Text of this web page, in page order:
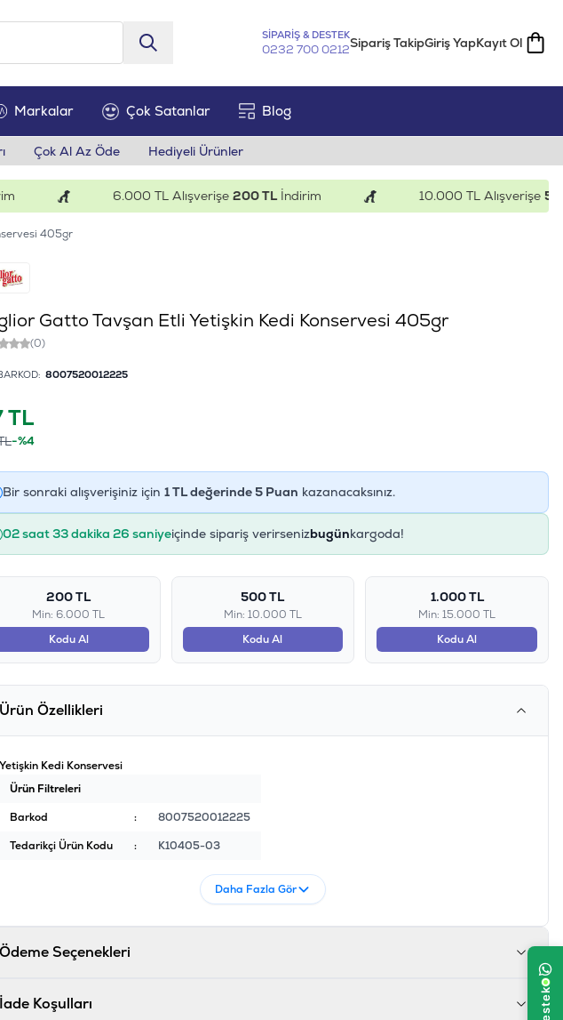
SİPARİŞ & DESTEK
0232 700 0212Sipariş TakipGiriş YapKayıt Ol
Markalar Çok Satanlar Blog
Çok Al Az Öde Hediyeli Ürünler
6.000 TL Alışverişe200 TLİndirim 10.000 TL Alışverişe500 TL
405gr
Gatto Tavşan Etli Yetişkin Kedi Konservesi 405gr
(0)
8007520012225
TL
-%4
Bir sonraki alışverişiniz için 1TL değerinde5Puan kazanacaksınız.
02 saat 33 dakika 25 saniyeiçinde sipariş verirsenizbugünkargoda!
200 TL
Min: 6.000 TL
Kodu Al
500 TL
Min: 10.000 TL
Kodu Al
1.000 TL
Min: 15.000 TL
Kodu Al
Ürün Özellikleri
Yetişkin Kedi Konservesi
Ürün Filtreleri
Barkod
:
8007520012225
Tedarikçi Ürün Kodu
: K10405-03
Daha Fazla Gör
Ödeme Seçenekleri
İade Koşulları